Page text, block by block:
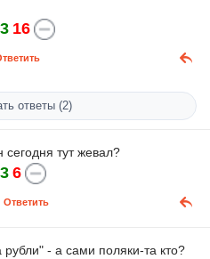
16
ответы (2)
сегодня тут жевал?
3 6
Ответить
- а сами поляки-та кто?